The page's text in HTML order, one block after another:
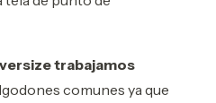
trabajamos
comunes ya que